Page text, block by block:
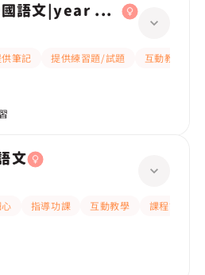
語文|year 6,英國語文
筆記 提供練習題/試題 互動教學
文
指導功課 互動教學
課程設計